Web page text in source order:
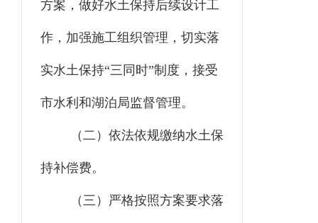
方案，做好水土保持后续设计工
作， 加强施工组织管理， 切实落
实水土保持“三同时”制度，接受
市水利和湖泊局监督管理。
（二）依法依规缴纳水土保
持补偿费。
（三） 严格按照方案要求落